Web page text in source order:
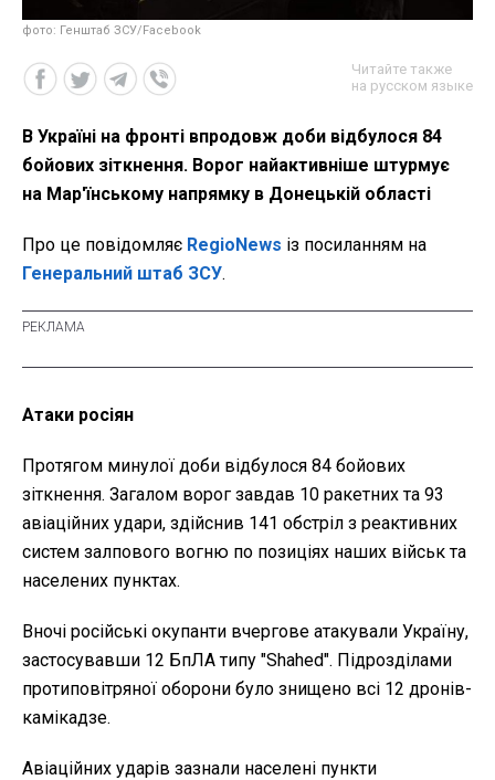
фото: Генштаб ЗСУ/Facebook
Читайте также
на русском языке
В Україні на фронті впродовж доби відбулося 84
бойових зіткнення. Ворог найактивніше штурмує
на Мар'їнському напрямку в Донецькій області
Про це повідомляє RegioNews із посиланням на
Генеральний штаб ЗСУ.
Атаки росіян
Протягом минулої доби відбулося 84 бойових
зіткнення. Загалом ворог завдав 10 ракетних та 93
авіаційних удари, здійснив 141 обстріл з реактивних
систем залпового вогню по позиціях наших військ та
населених пунктах.
Вночі російські окупанти вчергове атакували Україну,
застосувавши 12 БпЛА типу "Shahed". Підрозділами
протиповітряної оборони було знищено всі 12 дронів-
камікадзе.
Авіаційних ударів зазнали населені пункти